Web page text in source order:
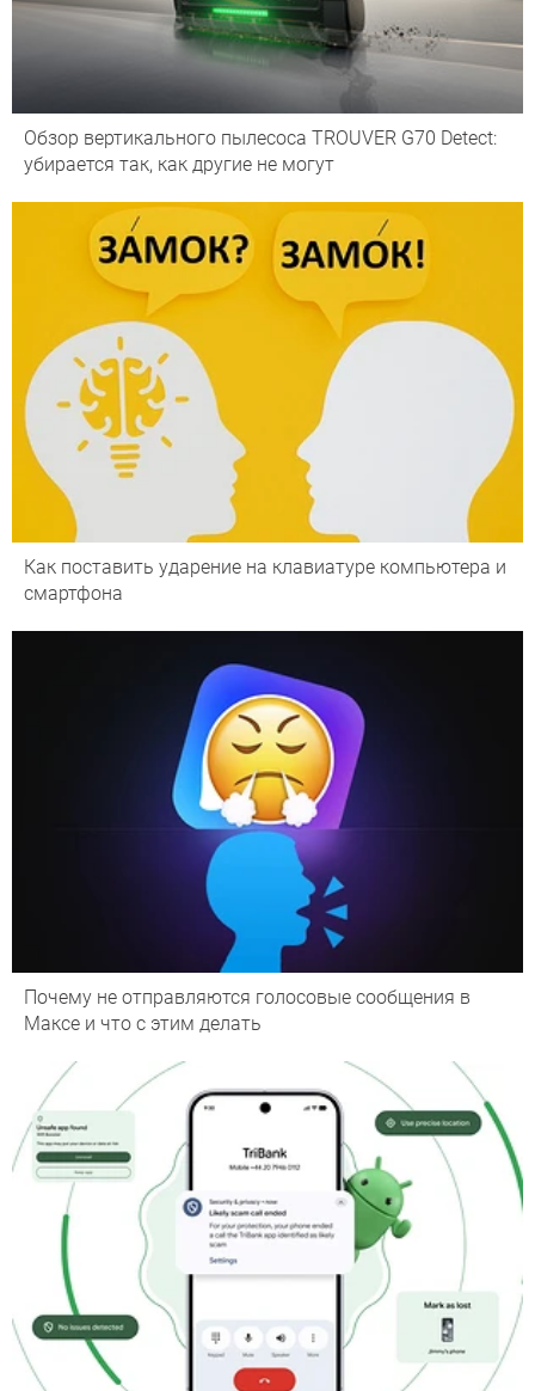
Обзор вертикального пылесоса TROUVER G70 Detect:
убирается так, как другие не могут
Как поставить ударение на клавиатуре компьютера и
смартфона
Почему не отправляются голосовые сообщения в
Максе и что с этим делать